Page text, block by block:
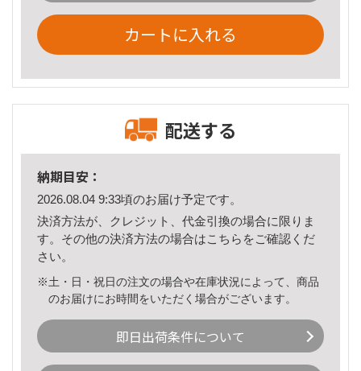
カートに入れる
配送する
納期目安：
2026.08.04 9:33頃のお届け予定です。
決済方法が、クレジット、代金引換の場合に限りま
す。その他の決済方法の場合はこちら をご確認くだ
さい。
※土・日・祝日の注文の場合や在庫状況によって、商品
のお届けにお時間をいただく場合がございます。
即日出荷条件について